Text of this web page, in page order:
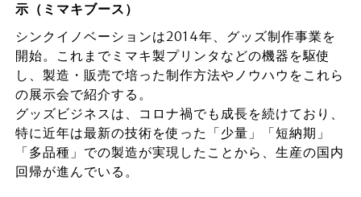
示（ミマキブース）
シンクイノベーションは2014年、グッズ制作事業を
開始。これまでミマキ製プリンタなどの機器を駆使
し、製造・販売で培った制作方法やノウハウをこれら
の展示会で紹介する。
グッズビジネスは、コロナ禍でも成長を続けており、
特に近年は最新の技術を使った「少量」「短納期」
「多品種」での製造が実現したことから、生産の国内
回帰が進んでいる。